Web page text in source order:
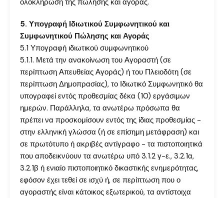
ολοκλήρωση της πώλησης και αγοράς.
5. Υπογραφή Ιδιωτικού Συμφωνητικού και
Συμφωνητικού Πώλησης και Αγοράς
5.1 Υπογραφή ιδιωτικού συμφωνητικού
5.1.1. Μετά την ανακοίνωση του Αγοραστή (σε
περίπτωση Απευθείας Αγοράς) ή του Πλειοδότη (σε
περίπτωση Δημοπρασίας), το Ιδιωτικό Συμφωνητικό θα
υπογραφεί εντός προθεσμίας δέκα (10) εργάσιμων
ημερών. Παράλληλα, τα ανωτέρω πρόσωπα θα
πρέπει να προσκομίσουν εντός της ίδιας προθεσμίας -
στην ελληνική γλώσσα (ή σε επίσημη μετάφραση) και
σε πρωτότυπο ή ακριβές αντίγραφο - τα πιστοποιητικά
που αποδεικνύουν τα ανωτέρω υπό 3.1.2 γ-ε., 3.2.1α,
3.2.1β ή ενιαίο πιστοποιητικό δικαστικής ενημερότητας,
εφόσον έχει τεθεί σε ισχύ ή, σε περίπτωση που ο
αγοραστής είναι κάτοικος εξωτερικού, τα αντίστοιχα